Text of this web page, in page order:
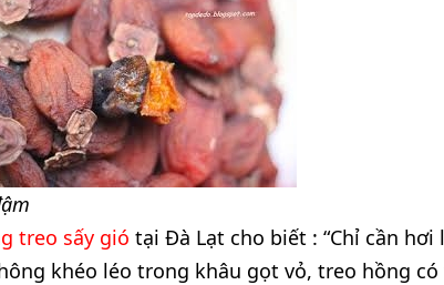
treo sấy gió tại Đà Lạt cho biết : “Chỉ cần
khéo léo trong khâu gọt vỏ, treo hồng